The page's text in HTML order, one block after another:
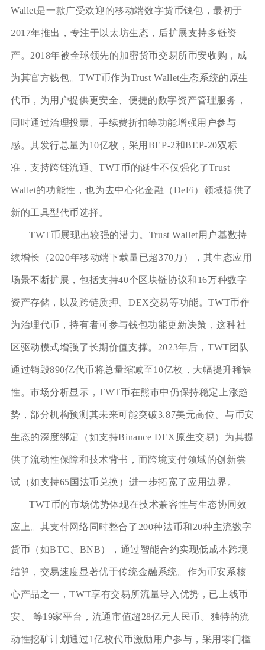
Wallet是一款广受欢迎的移动端数字货币钱包，最初于
2017年推出，专注于以太坊生态，后扩展支持多链资
产。2018年被全球领先的加密货币交易所币安收购，成
为其官方钱包。TWT币作为Trust Wallet生态系统的原生
代币，为用户提供更安全、便捷的数字资产管理服务，
同时通过治理投票、手续费折扣等功能增强用户参与
感。其发行总量为10亿枚，采用BEP-2和BEP-20双标
准，支持跨链流通。TWT币的诞生不仅强化了Trust
Wallet的功能性，也为去中心化金融（DeFi）领域提供了
新的工具型代币选择。
TWT币展现出较强的潜力。Trust Wallet用户基数持
续增长（2020年移动端下载量已超370万），其生态应用
场景不断扩展，包括支持40个区块链协议和16万种数字
资产存储，以及跨链质押、DEX交易等功能。TWT币作
为治理代币，持有者可参与钱包功能更新决策，这种社
区驱动模式增强了长期价值支撑。2023年后，TWT团队
通过销毁890亿代币将总量缩减至10亿枚，大幅提升稀缺
性。市场分析显示，TWT币在熊市中仍保持稳定上涨趋
势，部分机构预测其未来可能突破3.87美元高位。与币安
生态的深度绑定（如支持Binance DEX原生交易）为其提
供了流动性保障和技术背书，而跨境支付领域的创新尝
试（如支持65国法币兑换）进一步拓宽了应用边界。
TWT币的市场优势体现在技术兼容性与生态协同效
应上。其支付网络同时整合了200种法币和20种主流数字
货币（如BTC、BNB），通过智能合约实现低成本跨境
结算，交易速度显著优于传统金融系统。作为币安系核
心产品之一，TWT享有交易所流量导入优势，已上线币
安、 等19家平台，流通市值超28亿元人民币。独特的流
动性挖矿计划通过1亿枚代币激励用户参与，采用零门槛